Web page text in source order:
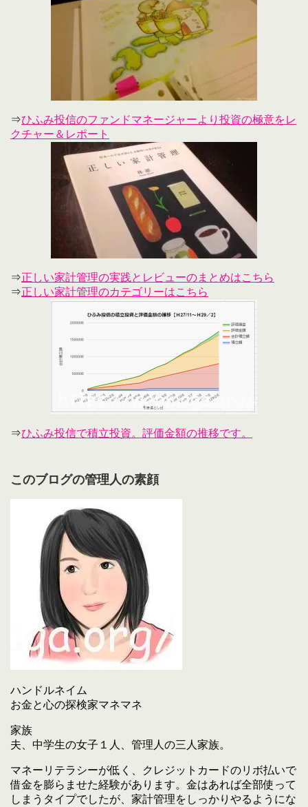
⇒ひふみ投信のファンドマネージャーより投資の極意をレ
クチャー＆レポート
⇒正しい家計管理の実践とレビューのまとめはこちら
⇒正しい家計管理のカテゴリーはこちら
⇒ひふみ投信で積立投資。評価金額の推移です。
このブログの管理人の素顔
ハンドルネイム
お金と心の探検家マネマネ
家族
夫、中学生の女子１人、管理人の三人家族。
マネーリテラシーが低く、クレジットカードのリボ払いで
借金を膨らませた経験があります。金はあれば全部使って
しまうタイプでしたが、家計管理をしっかりやるようにな